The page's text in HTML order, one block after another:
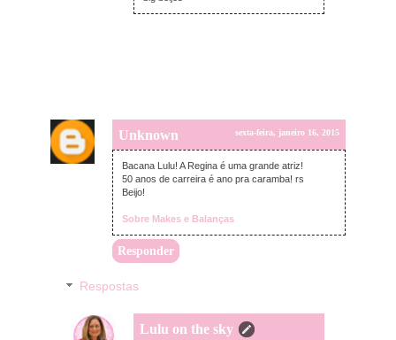
Unknown sexta-feira, janeiro 16, 2015
Bacana Lulu! A Regina é uma grande atriz!
50 anos de carreira é ano pra caramba! rs
Beijo!
Sobre Makes e Balanças
Responder
Respostas
Lulu on the sky